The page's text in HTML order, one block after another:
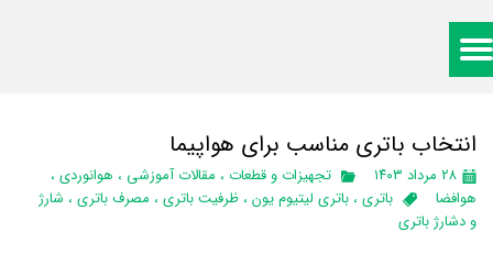
انتخاب باتری مناسب برای هواپیما
۲۸ مرداد ۱۴۰۳ تجهیزات و قطعات ، مقالات آموزشی ، هوانوردی،
هوافضا
باتری، باتری لیتیوم یون، ظرفیت باتری، مصرف باتری، شارژ
و دشارژ باتری